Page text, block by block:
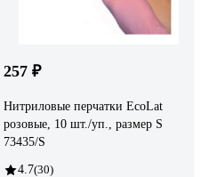
257 ₽
Нитриловые перчатки EcoLat
розовые, 10 шт./уп., размер S
73435/S
4.7(30)